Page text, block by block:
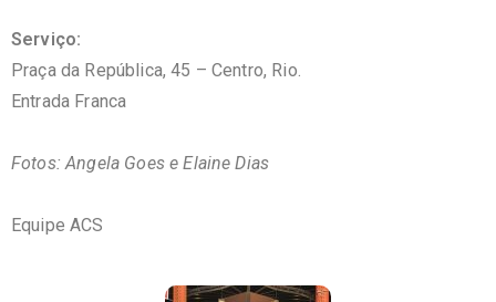
Serviço:
Praça da República, 45 – Centro, Rio.
Entrada Franca
Fotos: Angela Goes e Elaine Dias
Equipe ACS